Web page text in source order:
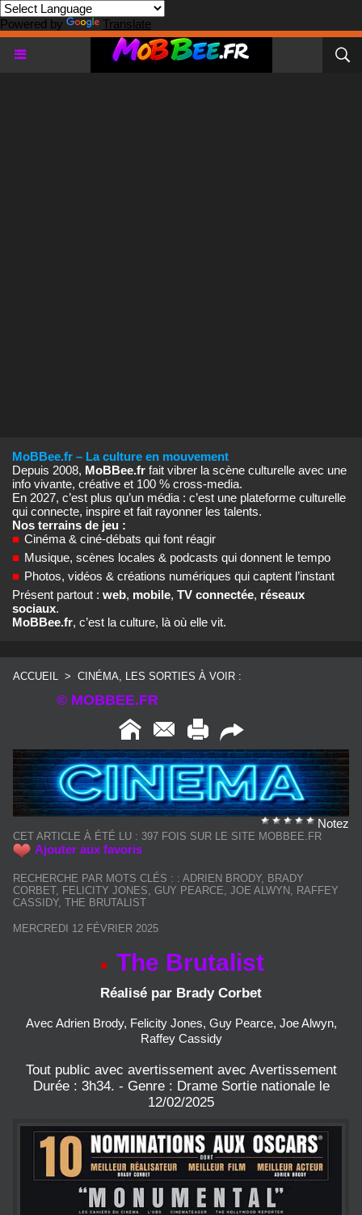
Powered by Translate
MoBBee.fr – La culture en mouvement
Depuis 2008, MoBBee.fr fait vibrer la scène culturelle avec une
info vivante, créative et 100 % cross‑media.
En 2027, c’est plus qu’un média : c’est une plateforme culturelle
qui connecte, inspire et fait rayonner les talents.
Nos terrains de jeu :
■ Cinéma & ciné‑débats qui font réagir
■ Musique, scènes locales & podcasts qui donnent le tempo
■ Photos, vidéos & créations numériques qui captent l’instant
Présent partout : web, mobile, TV connectée, réseaux
sociaux.
MoBBee.fr, c’est la culture, là où elle vit.
ACCUEIL > CINÉMA, LES SORTIES À VOIR :
© MOBBEE.FR
Notez
CET ARTICLE À ÉTÉ LU : 397 FOIS SUR LE SITE MOBBEE.FR
Ajouter aux favoris
RECHERCHE PAR MOTS CLÉS : : ADRIEN BRODY, BRADY
CORBET, FELICITY JONES GUY PEARCE JOE ALWYN RAFFEY
CASSIDY, THE BRUTALIST
MERCREDI 12 FÉVRIER 2025
The Brutalist
Réalisé par Brady Corbet
Avec Adrien Brody, Felicity Jones, Guy Pearce, Joe Alwyn,
Raffey Cassidy
Tout public avec avertissement avec Avertissement
Durée : 3h34. - Genre : Drame Sortie nationale le
12/02/2025